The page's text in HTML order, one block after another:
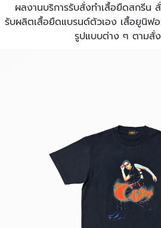
ผลงานบริการรับสั่งทําเสื้อยืดสกรีน
รับผลิตเสื้อยืดแบรนด์ตัวเองเสื้อยูนิฟอ
รูปแบบต่าง ๆ ตามสั่